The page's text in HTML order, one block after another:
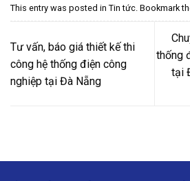
This entry was posted in Tin tức. Bookmark
Tư vấn, báo giá thiết kế thi
công hệ thống điện công
nghiệp tại Đà Nẵng
thống
tại